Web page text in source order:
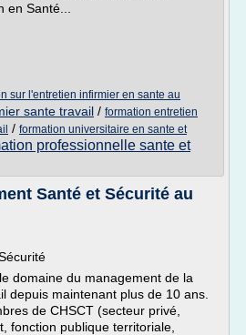
Santé...
sur l'entretien infirmier en sante au
sante travail / formation entretien
/ formation universitaire en sante et
professionnelle sante et
Santé et Sécurité au
domaine du management de la
depuis maintenant plus de 10 ans.
de CHSCT (secteur privé,
fonction publique territoriale,